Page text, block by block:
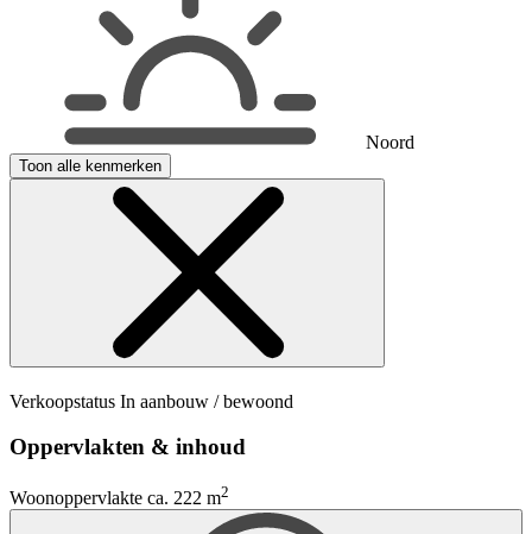
Noord
Toon alle kenmerken
Verkoopstatus In aanbouw / bewoond
Oppervlakten & inhoud
Woonoppervlakte ca. 222 m2